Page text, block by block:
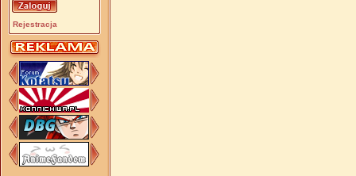
Rejestracja